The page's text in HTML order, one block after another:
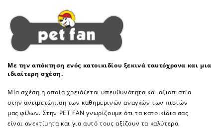
Με την απόκτηση ενός κατοικιδίου ξεκινά ταυτόχρονα και μια
ιδιαίτερη σχέση.
Μία σχέση η οποία χρειάζεται υπευθυνότητα και αξιοπιστία
στην αντιμετώπιση των καθημερινών αναγκών των πιστών
μας φίλων. Στην PET FAN γνωρίζουμε ότι τα κατοικίδια σας
είναι ανεκτίμητα και για αυτό τους αξίζουν τα καλύτερα.